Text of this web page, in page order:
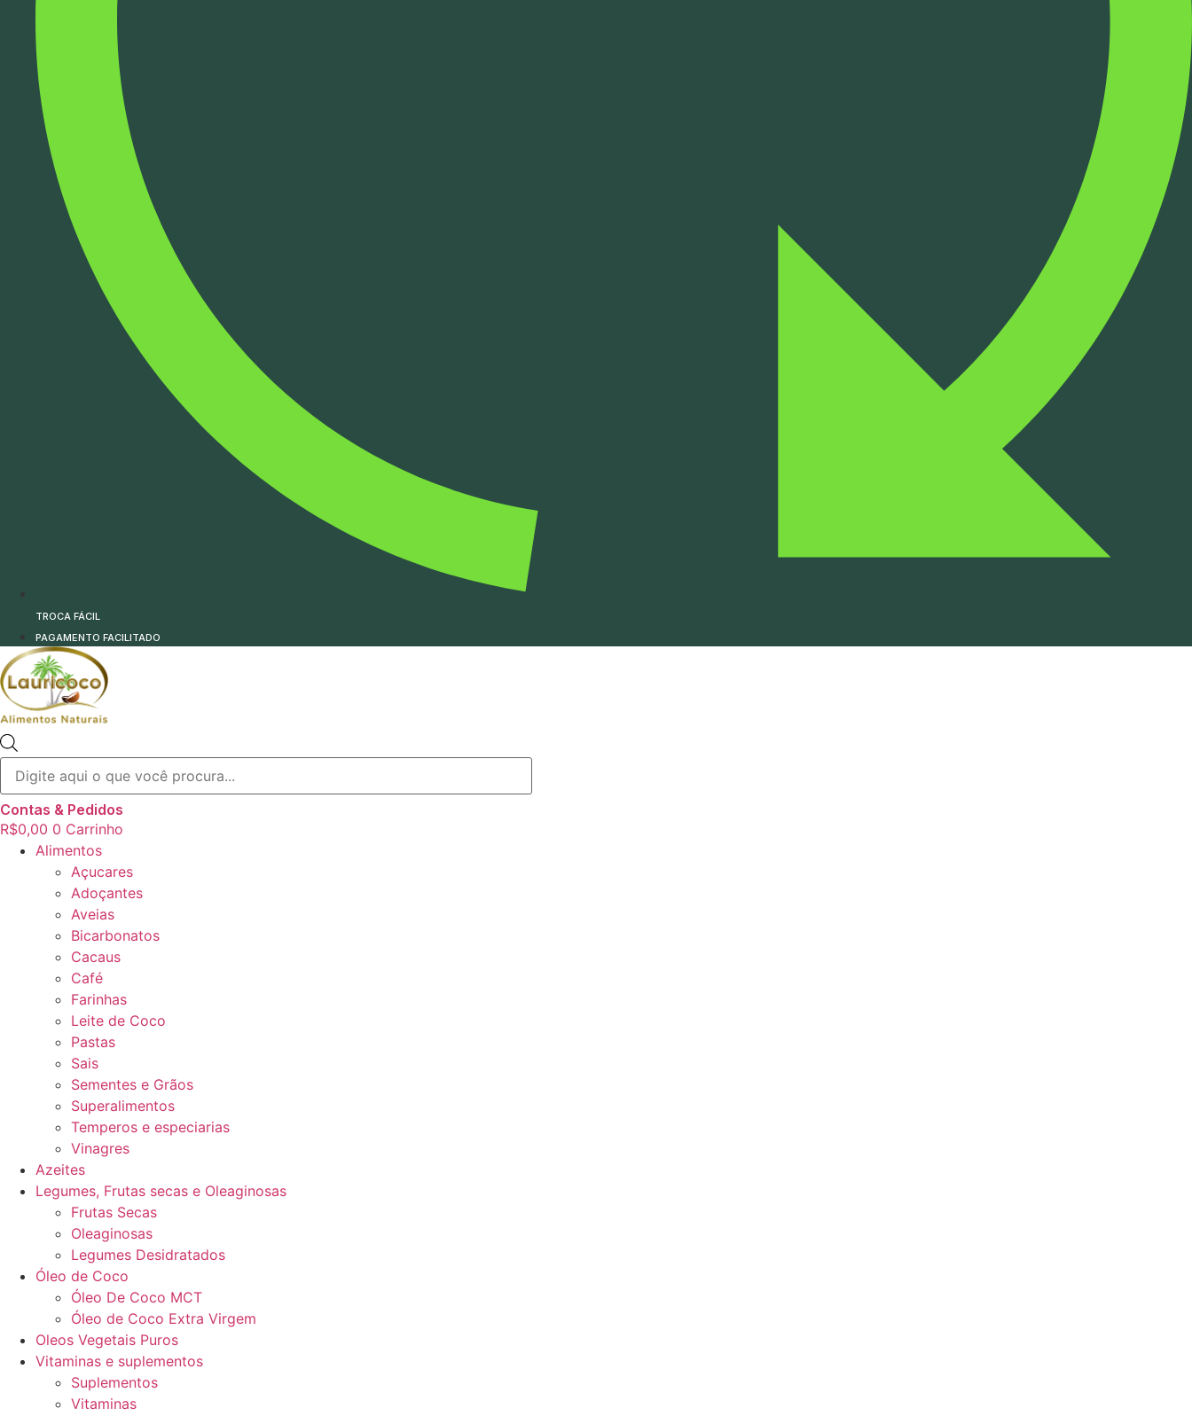
TROCA FÁCIL
PAGAMENTO FACILITADO
produtos
Contas & Pedidos
R$0,00 0 Carrinho
Alimentos
Açucares
Adoçantes
Aveias
Bicarbonatos
Cacaus
Café
Farinhas
Leite de Coco
Pastas
Sais
Sementes e Grãos
Superalimentos
Temperos e especiarias
Vinagres
Azeites
Legumes, Frutas secas e Oleaginosas
Frutas Secas
Oleaginosas
Legumes Desidratados
Óleo de Coco
Óleo De Coco MCT
Óleo de Coco Extra Virgem
Oleos Vegetais Puros
Vitaminas e suplementos
Suplementos
Vitaminas